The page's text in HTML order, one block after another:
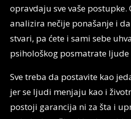
opravdaju sve vaše postupke.
analizira nečije ponašanje i
stvari, pa ćete i sami sebe
psihološkog posmatrate ljude
Sve treba da postavite kao
jer se ljudi menjaju kao i
postoji garancija ni za šta i